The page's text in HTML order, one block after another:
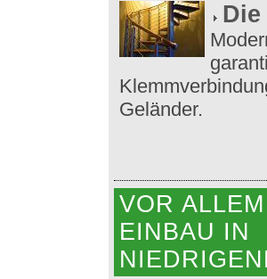
Geländer.
VOR
EINBAU IN